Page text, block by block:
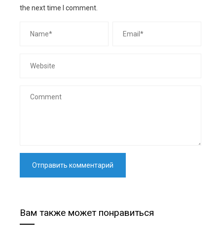
the next time I comment.
Вам также может понравиться